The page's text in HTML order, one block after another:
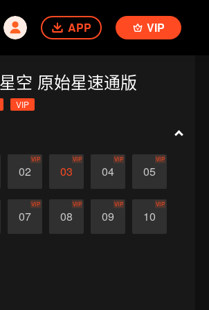
APP VIP
空 原始星速通版
VIP
02
VIP
03
VIP
04
VIP
05
VIP
07
VIP
08
VIP
09
VIP
10
VIP